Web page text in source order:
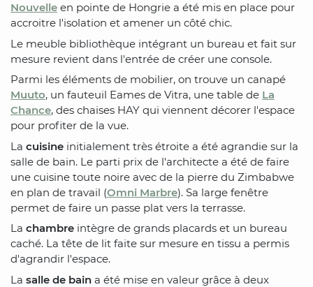
Nouvelle en pointe de Hongrie a été mis en place pour
accroitre l'isolation et amener un côté chic.
Le meuble bibliothèque intégrant un bureau et fait sur
mesure revient dans l'entrée de créer une console.
Parmi les éléments de mobilier, on trouve un canapé
Muuto, un fauteuil Eames de Vitra, une table de La
Chance, des chaises HAY qui viennent décorer l'espace
pour profiter de la vue.
La cuisine initialement très étroite a été agrandie sur la
salle de bain. Le parti prix de l'architecte a été de faire
une cuisine toute noire avec de la pierre du Zimbabwe
en plan de travail (Omni Marbre). Sa large fenêtre
permet de faire un passe plat vers la terrasse.
La chambre intègre de grands placards et un bureau
caché. La tête de lit faite sur mesure en tissu a permis
d'agrandir l'espace.
La salle de bain a été mise en valeur grâce à deux